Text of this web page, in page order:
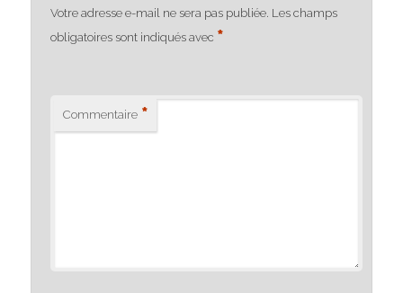
Votre adresse e-mail ne sera pas publiée. Les champs
obligatoires sont indiqués avec *
Commentaire *